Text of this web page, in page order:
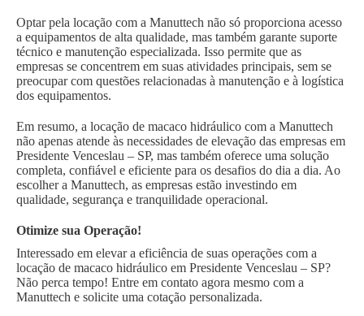
Optar pela locação com a Manuttech não só proporciona acesso
a equipamentos de alta qualidade, mas também garante suporte
técnico e manutenção especializada. Isso permite que as
empresas se concentrem em suas atividades principais, sem se
preocupar com questões relacionadas à manutenção e à logística
dos equipamentos.
Em resumo, a locação de macaco hidráulico com a Manuttech
não apenas atende às necessidades de elevação das empresas em
Presidente Venceslau – SP, mas também oferece uma solução
completa, confiável e eficiente para os desafios do dia a dia. Ao
escolher a Manuttech, as empresas estão investindo em
qualidade, segurança e tranquilidade operacional.
Otimize sua Operação!
Interessado em elevar a eficiência de suas operações com a
locação de macaco hidráulico em Presidente Venceslau – SP?
Não perca tempo! Entre em contato agora mesmo com a
Manuttech e solicite uma cotação personalizada.